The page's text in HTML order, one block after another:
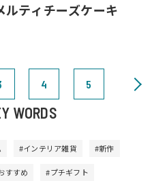
ティチーズケーキ
4 5
WORDS
#インテリア雑貨 #新作
すすめ #プチギフト